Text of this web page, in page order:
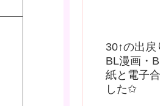
30↑の出戻
BL漫画・
紙と電子
した✩